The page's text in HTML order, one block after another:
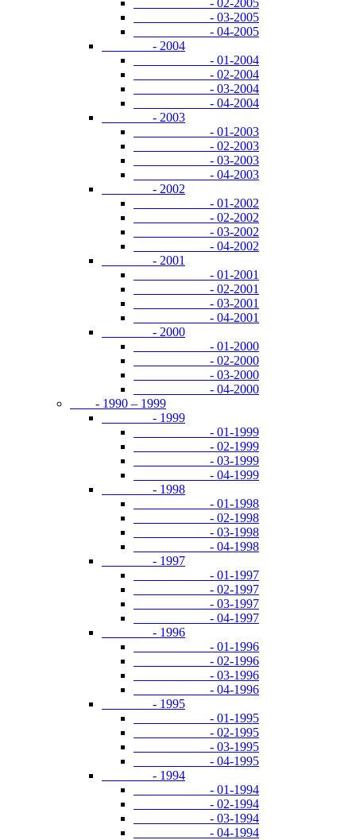
- 02-2005
- 03-2005
- 04-2005
- 2004
- 01-2004
- 02-2004
- 03-2004
- 04-2004
- 2003
- 01-2003
- 02-2003
- 03-2003
- 04-2003
- 2002
- 01-2002
- 02-2002
- 03-2002
- 04-2002
- 2001
- 01-2001
- 02-2001
- 03-2001
- 04-2001
- 2000
- 01-2000
- 02-2000
- 03-2000
- 04-2000
- 1990 – 1999
- 1999
- 01-1999
- 02-1999
- 03-1999
- 04-1999
- 1998
- 01-1998
- 02-1998
- 03-1998
- 04-1998
- 1997
- 01-1997
- 02-1997
- 03-1997
- 04-1997
- 1996
- 01-1996
- 02-1996
- 03-1996
- 04-1996
- 1995
- 01-1995
- 02-1995
- 03-1995
- 04-1995
- 1994
- 01-1994
- 02-1994
- 03-1994
- 04-1994